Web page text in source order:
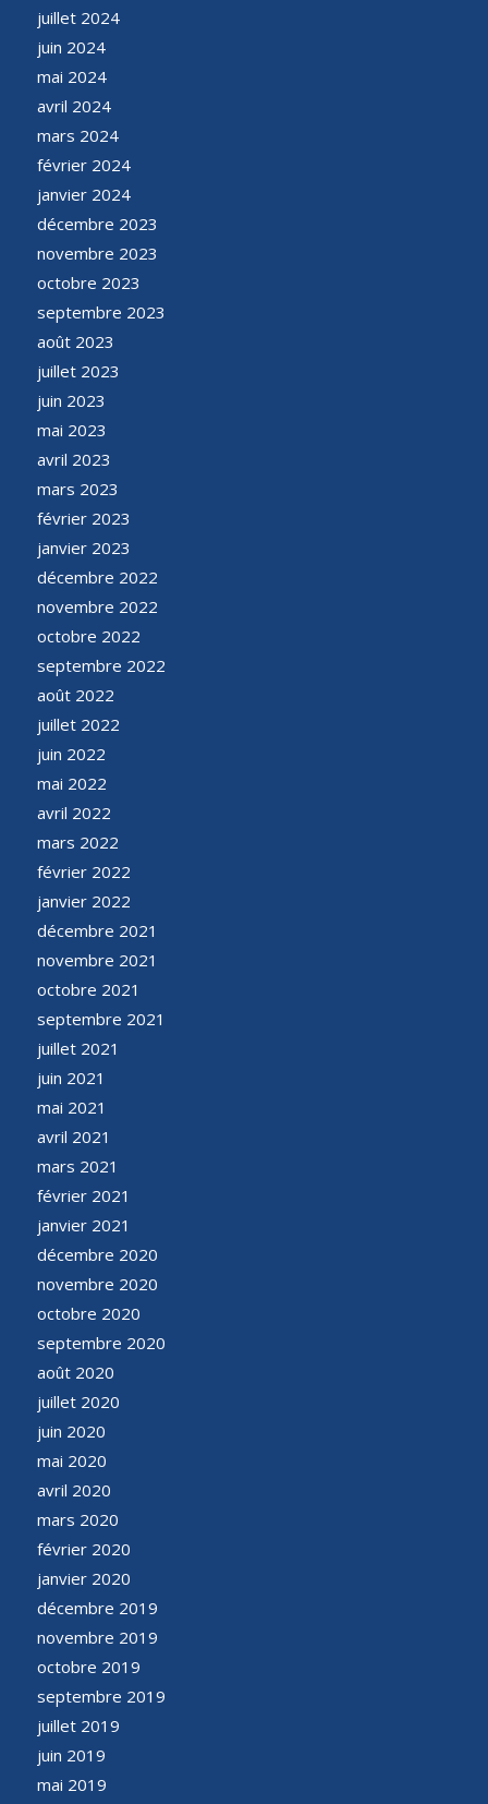
juillet 2024
juin 2024
mai 2024
avril 2024
mars 2024
février 2024
janvier 2024
décembre 2023
novembre 2023
octobre 2023
septembre 2023
août 2023
juillet 2023
juin 2023
mai 2023
avril 2023
mars 2023
février 2023
janvier 2023
décembre 2022
novembre 2022
octobre 2022
septembre 2022
août 2022
juillet 2022
juin 2022
mai 2022
avril 2022
mars 2022
février 2022
janvier 2022
décembre 2021
novembre 2021
octobre 2021
septembre 2021
juillet 2021
juin 2021
mai 2021
avril 2021
mars 2021
février 2021
janvier 2021
décembre 2020
novembre 2020
octobre 2020
septembre 2020
août 2020
juillet 2020
juin 2020
mai 2020
avril 2020
mars 2020
février 2020
janvier 2020
décembre 2019
novembre 2019
octobre 2019
septembre 2019
juillet 2019
juin 2019
mai 2019